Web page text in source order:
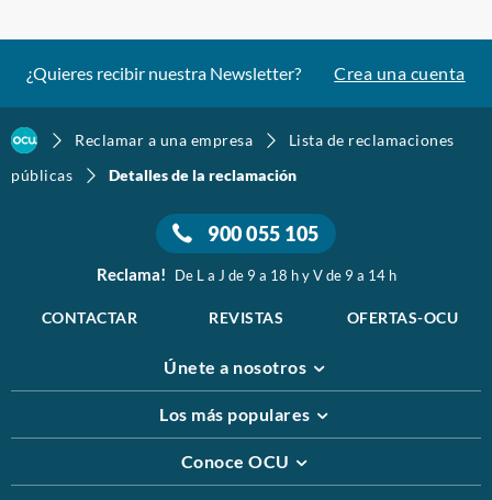
¿Quieres recibir nuestra Newsletter? Crea una cuenta
Reclamar a una empresa
Lista de reclamaciones
públicas
Detalles de la reclamación
900 055 105
Reclama! De L a J de 9 a 18 h y V de 9 a 14 h
CONTACTAR REVISTAS OFERTAS-OCU
Únete a nosotros
Los más populares
Conoce OCU